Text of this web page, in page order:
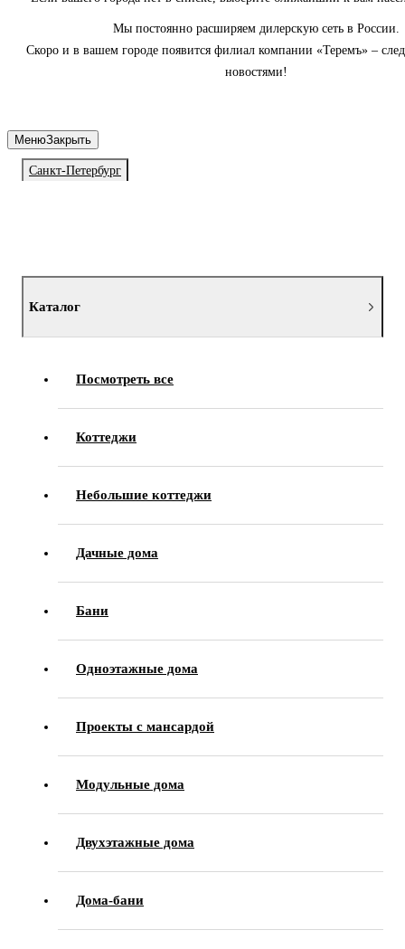
Мы постоянно расширяем дилерскую сеть в России.
Скоро и в вашем городе появится филиал компании «Теремъ» –
новостями!
Санкт-Петербург
МенюЗакрыть
Каталог
Посмотреть все
Коттеджи
Небольшие коттеджи
Дачные дома
Бани
Одноэтажные дома
Проекты с мансардой
Модульные дома
Двухэтажные дома
Дома-бани